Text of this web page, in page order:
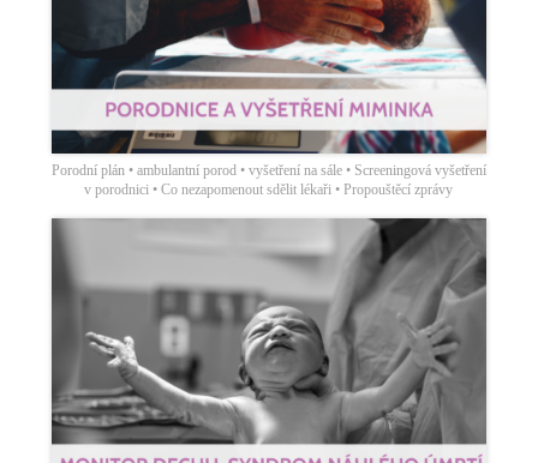
Porodní plán • ambulantní porod • vyšetření na sále • Screeningová vyšetření
v porodnici • Co nezapomenout sdělit lékaři • Propouštěcí zprávy